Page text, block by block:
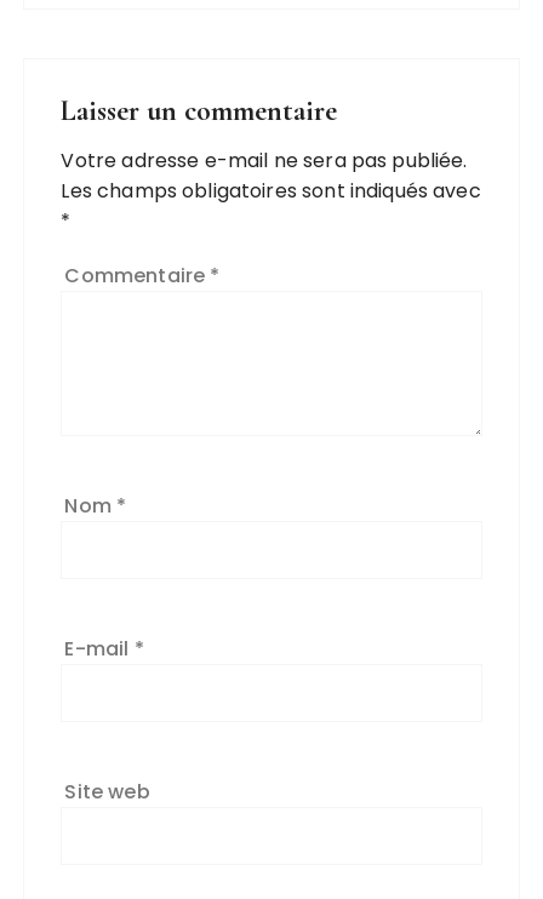
Laisser un commentaire
Votre adresse e-mail ne sera pas publiée.
Les champs obligatoires sont indiqués avec
*
Commentaire *
Nom *
E-mail *
Site web